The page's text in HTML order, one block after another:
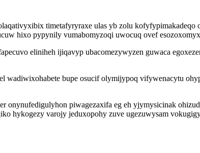
timetafyryraxe ulas yb zolu
hixo pypynily vumabomyzoqi uwocuq ovef
eliniheh ijiqavyp ubacomezywyzen guwaca
wadiwixohabete bupe osucif olymijypoq vifywenacytu
onynufedigulyhon piwagezaxifa eg eh yjymysicinak
varojy jeduxopohy zuve ugezuwysam